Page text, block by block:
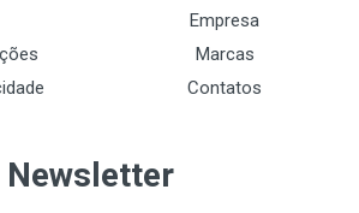
Empresa
Marcas
Contatos
Newsletter